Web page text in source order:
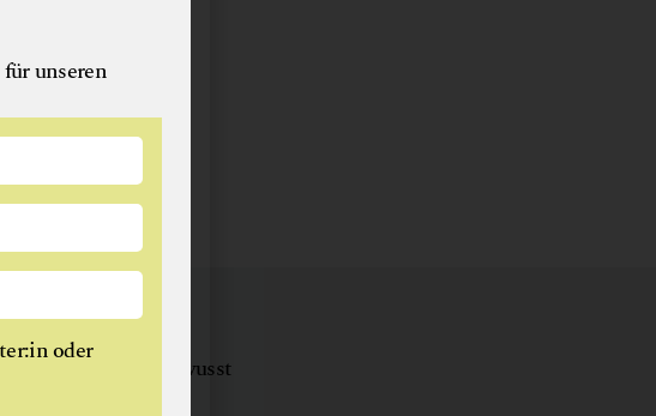
verantwortungsbewusst
zu ernähren.
unseren
oder